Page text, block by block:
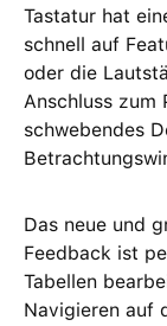
Tastatur hat
schnell auf
oder die
Anschluss zum
schwebendes
Das neue und
Feedback ist
Tabellen
Navigieren auf